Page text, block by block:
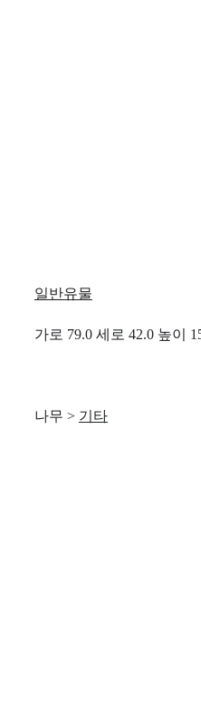
일반유물
가로 79.0 세로 42.0 높이
나무 > 기타